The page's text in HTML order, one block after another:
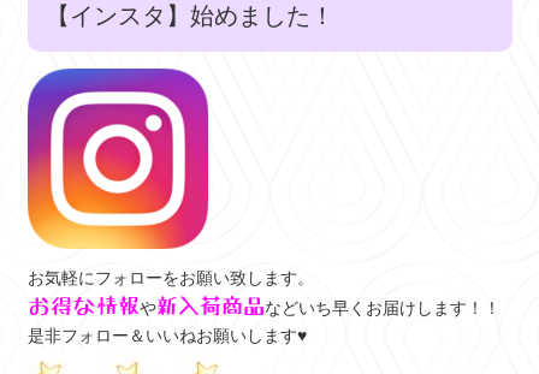
【インスタ】始めました！
お気軽にフォローをお願い致します。
お得な情報や新入荷商品などいち早くお届けします！！
是非フォロー＆いいねお願いします♥